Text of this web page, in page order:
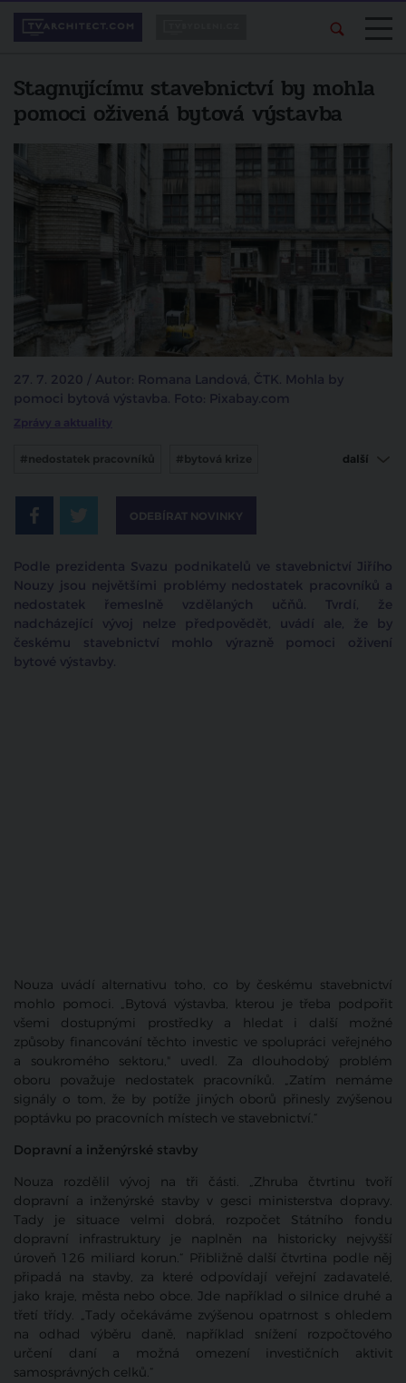
Stagnujícímu stavebnictví by mohla
pomoci oživená bytová výstavba
27. 7. 2020 / Autor: Romana Landová, ČTK. Mohla by
pomoci bytová výstavba. Foto: Pixabay.com
Zprávy a aktuality
#nedostatek pracovníků #bytová krize
#bytová výstavba
další
ODEBÍRAT NOVINKY
Podle prezidenta Svazu podnikatelů ve stavebnictví Jiřího
Nouzy jsou největšími problémy nedostatek pracovníků a
nedostatek řemeslně vzdělaných učňů. Tvrdí, že
nadcházející vývoj nelze předpovědět, uvádí ale, že by
českému stavebnictví mohlo výrazně pomoci oživení
bytové výstavby.
Nouza uvádí alternativu toho, co by českému stavebnictví
mohlo pomoci. „Bytová výstavba, kterou je třeba podpořit
všemi dostupnými prostředky a hledat i další možné
způsoby financování těchto investic ve spolupráci veřejného
a soukromého sektoru," uvedl. Za dlouhodobý problém
oboru považuje nedostatek pracovníků. „Zatím nemáme
signály o tom, že by potíže jiných oborů přinesly zvýšenou
poptávku po pracovních místech ve stavebnictví.“
Dopravní a inženýrské stavby
Nouza rozdělil vývoj na tři části. „Zhruba čtvrtinu tvoří
dopravní a inženýrské stavby v gesci ministerstva dopravy.
Tady je situace velmi dobrá, rozpočet Státního fondu
dopravní infrastruktury je naplněn na historicky nejvyšší
úroveň 126 miliard korun.“ Přibližně další čtvrtina podle něj
připadá na stavby, za které odpovídají veřejní zadavatelé,
jako kraje, města nebo obce. Jde například o silnice druhé a
třetí třídy. „Tady očekáváme zvýšenou opatrnost s ohledem
na odhad výběru daně, například snížení rozpočtového
určení daní a možná omezení investičních aktivit
samosprávných celků.“